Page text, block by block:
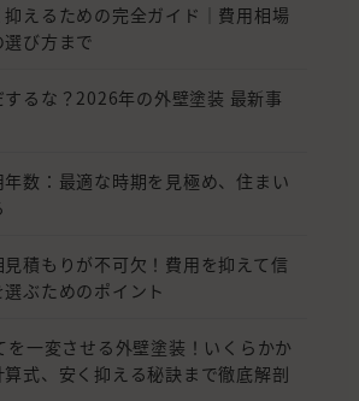
えるための完全ガイド｜費用相場
び方まで
るな？2026年の外壁塗装 最新事
数：最適な時期を見極め、住まい
積もりが不可欠！費用を抑えて信
ぶためのポイント
を一変させる外壁塗装！いくらかか
式、安く抑える秘訣まで徹底解剖